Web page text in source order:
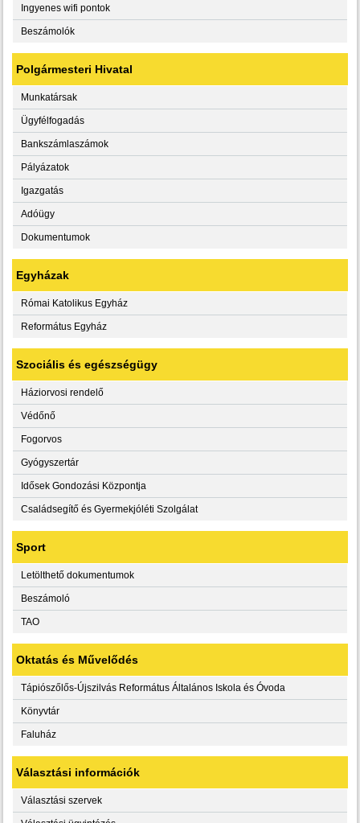
Ingyenes wifi pontok
Beszámolók
Polgármesteri Hivatal
Munkatársak
Ügyfélfogadás
Bankszámlaszámok
Pályázatok
Igazgatás
Adóügy
Dokumentumok
Egyházak
Római Katolikus Egyház
Református Egyház
Szociális és egészségügy
Háziorvosi rendelő
Védőnő
Fogorvos
Gyógyszertár
Idősek Gondozási Központja
Családsegítő és Gyermekjóléti Szolgálat
Sport
Letölthető dokumentumok
Beszámoló
TAO
Oktatás és Művelődés
Tápiószőlős-Újszilvás Református Általános Iskola és Óvoda
Könyvtár
Faluház
Választási információk
Választási szervek